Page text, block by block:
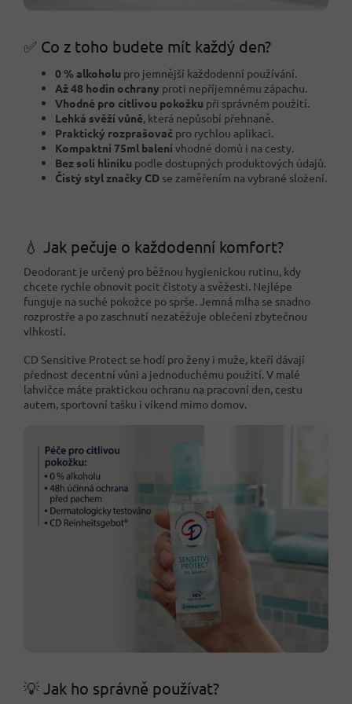
✅ Co z toho budete mít každý den?
0 % alkoholu pro jemnější každodenní používání.
Až 48 hodin ochrany proti nepříjemnému zápachu.
Vhodné pro citlivou pokožku při správném použití.
Lehká svěží vůně, která nepůsobí přehnaně.
Praktický rozprašovač pro rychlou aplikaci.
Kompaktní 75ml balení vhodné domů i na cesty.
Bez solí hliníku podle dostupných produktových údajů.
Čistý styl značky CD se zaměřením na vybrané složení.
💧 Jak pečuje o každodenní komfort?
Deodorant je určený pro běžnou hygienickou rutinu, kdy
chcete rychle obnovit pocit čistoty a svěžesti. Nejlépe
funguje na suché pokožce po sprše. Jemná mlha se snadno
rozprostře a po zaschnutí nezatěžuje oblečení zbytečnou
vlhkostí.
CD Sensitive Protect se hodí pro ženy i muže, kteří dávají
přednost decentní vůni a jednoduchému použití. V malé
lahvičce máte praktickou ochranu na pracovní den, cestu
autem, sportovní tašku i víkend mimo domov.
💡 Jak ho správně používat?